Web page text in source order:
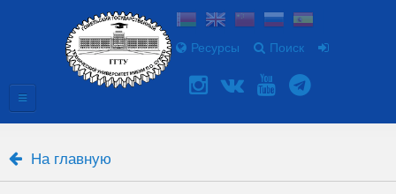
Ресурсы Поиск
На главную